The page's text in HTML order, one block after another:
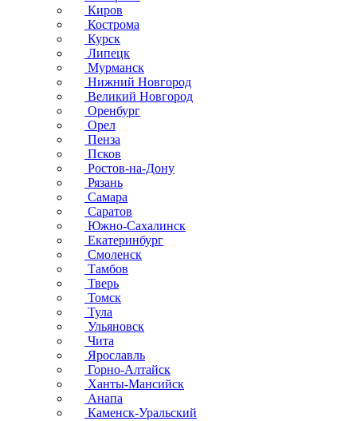
Киров
Кострома
Курск
Липецк
Мурманск
Нижний Новгород
Великий Новгород
Оренбург
Орел
Пенза
Псков
Ростов-на-Дону
Рязань
Самара
Саратов
Южно-Сахалинск
Екатеринбург
Смоленск
Тамбов
Тверь
Томск
Тула
Ульяновск
Чита
Ярославль
Горно-Алтайск
Ханты-Мансийск
Анапа
Каменск-Уральский